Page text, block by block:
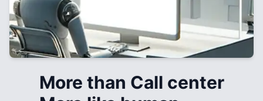
More than Call center